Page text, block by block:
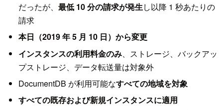
だったが、 最低 10 分の請求が発生し以降 1 秒あたりの
請求
本日（2019 年 5 月 10 日）から変更
インスタンスの利用料金のみ、ストレージ、バックアッ
プストレージ、データ転送量は対象外
DocumentDB が利用可能なすべての地域を対象
すべての既存および新規インスタンスに適用